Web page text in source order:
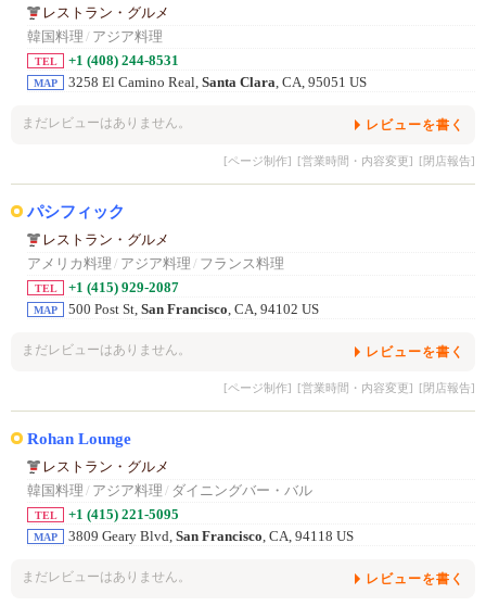
レストラン・グルメ
韓国料理 / アジア料理
TEL +1 (408) 244-8531
MAP 3258 El Camino Real, Santa Clara, CA, 95051 US
まだレビューはありません。 レビューを書く
[ページ制作] [営業時間・内容変更] [閉店報告]
パシフィック
レストラン・グルメ
アメリカ料理 / アジア料理 / フランス料理
TEL +1 (415) 929-2087
MAP 500 Post St, San Francisco, CA, 94102 US
まだレビューはありません。 レビューを書く
[ページ制作] [営業時間・内容変更] [閉店報告]
Rohan Lounge
レストラン・グルメ
韓国料理 / アジア料理 / ダイニングバー・バル
TEL +1 (415) 221-5095
MAP 3809 Geary Blvd, San Francisco, CA, 94118 US
まだレビューはありません。 レビューを書く